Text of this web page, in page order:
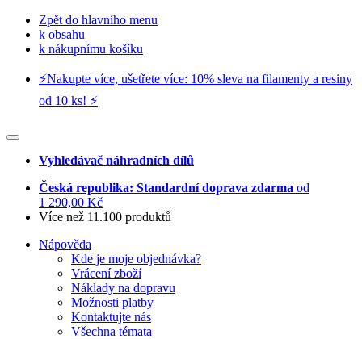
Zpět do hlavního menu
k obsahu
k nákupnímu košíku
⚡️Nakupte více, ušetřete více: 10% sleva na filamenty a resiny
od 10 ks! ⚡️
Vyhledávač náhradních dílů
Česká republika: Standardní doprava zdarma od
1 290,00 Kč
Více než 11.100 produktů
Nápověda
Kde je moje objednávka?
Vrácení zboží
Náklady na dopravu
Možnosti platby
Kontaktujte nás
Všechna témata